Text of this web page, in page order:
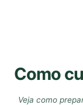
Como
Veja como